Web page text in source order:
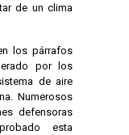
de un clima
los párrafos
por los
de aire
Numerosos
defensoras
esta